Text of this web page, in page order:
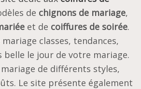
de chignons de mariage,
et de coiffures de soirée.
classes, tendances,
belle le jour de votre mariage.
de différents styles,
Le site présente également